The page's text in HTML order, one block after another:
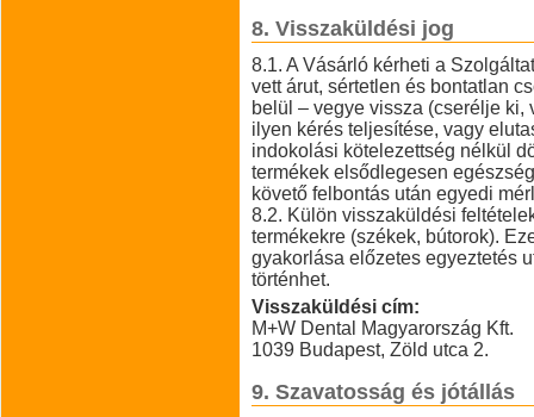
8. Visszaküldési jog
8.1. A Vásárló kérheti a
vett árut, sértetlen és bontatlan
belül – vegye vissza (cserélje
ilyen kérés teljesítése, vagy
indokolási kötelezettség nélkül
termékek elsődlegesen
követő felbontás után egyedi
8.2. Külön visszaküldési
termékekre (székek, bútorok).
gyakorlása előzetes egyeztetés
történhet.
Visszaküldési cím:
M+W Dental Magyarország Kft.
1039 Budapest, Zöld utca 2.
9. Szavatosság és jótállás